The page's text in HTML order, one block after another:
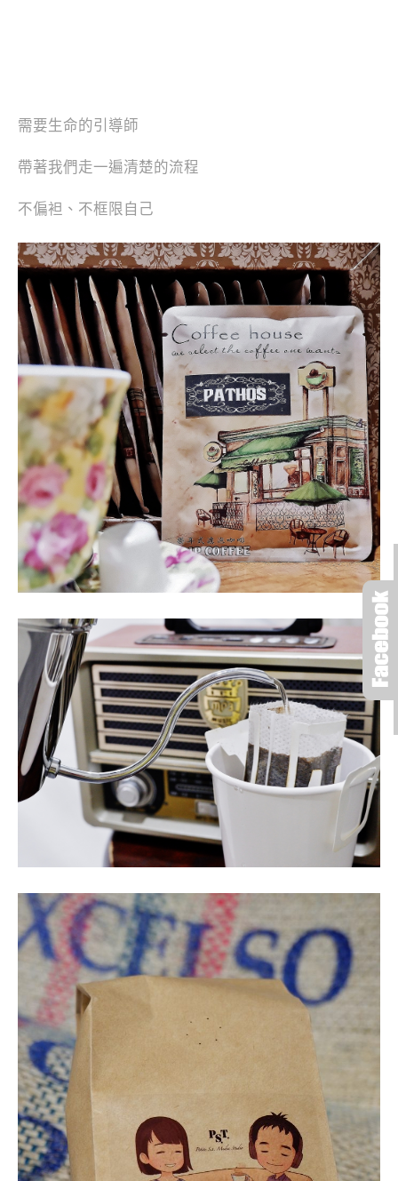
需要生命的引導師
帶著我們走一遍清楚的流程
不偏袒、不框限自己